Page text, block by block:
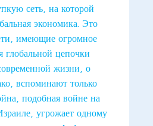
сеть, на которой
экономика. Это
имеющие огромное
глобальной цепочки
жизни, о
вспоминают только
подобная войне на
угрожает одному